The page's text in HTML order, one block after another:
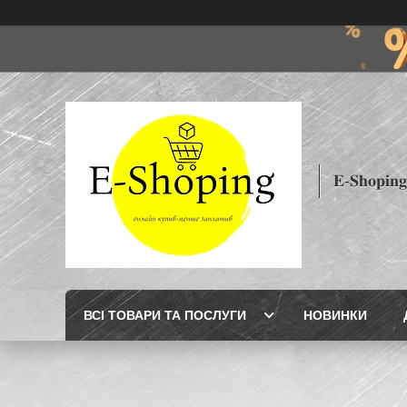
𝐄-𝐒𝐡𝐨𝐩𝐢𝐧𝐠
ВСІ ТОВАРИ ТА ПОСЛУГИ НОВИНКИ